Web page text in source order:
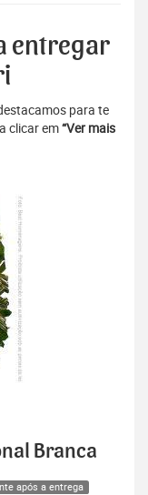
entregar
para te
clicar em“Ver mais
Branca
após a entrega